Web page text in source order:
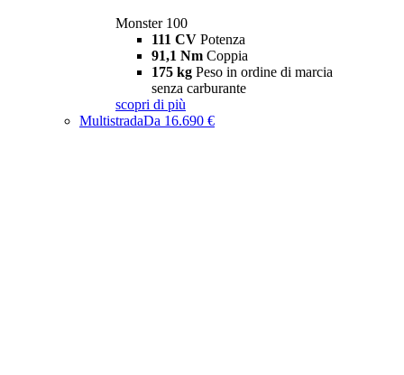
Monster 100
111 CV Potenza
91,1 Nm Coppia
175 kg Peso in ordine di marcia
senza carburante
scopri di più
MultistradaDa 16.690 €